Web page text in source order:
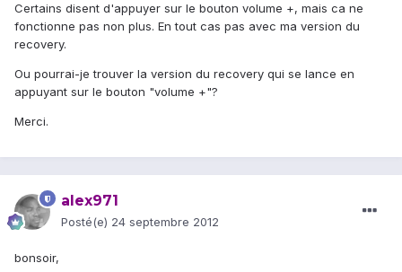
Certains disent d'appuyer sur le bouton volume +, mais ca ne
fonctionne pas non plus. En tout cas pas avec ma version du
recovery.
Ou pourrai-je trouver la version du recovery qui se lance en
appuyant sur le bouton "volume +"?
Merci.
alex971
Posté(e) 24 septembre 2012
bonsoir,